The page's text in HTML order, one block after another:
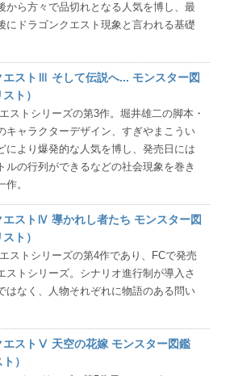
から方々で品切れとなる人気を博し、最
にドラゴンクエスト現象と言われる基礎
エストⅢ そして伝説へ... モンスター図
ト）
ストシリーズの第3作。堀井雄二の脚本・
キャラクターデザイン、すぎやまこうい
により爆発的な人気を博し、発売日には
ルの行列ができるなどの社会現象を巻き
。
エストⅣ 導かれし者たち モンスター図
ト）
ストシリーズの第4作であり、FCで発売
ストシリーズ。シナリオ進行制が導入さ
はなく、人物それぞれに物語のある問い
エストⅤ 天空の花嫁 モンスター図鑑
）